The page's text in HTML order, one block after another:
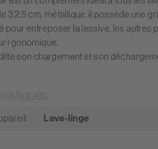
32,5 cm, métallique, il possède une
pour entreposer la lessive, les autres
rgonomique,
son chargement et son
: Lave-linge